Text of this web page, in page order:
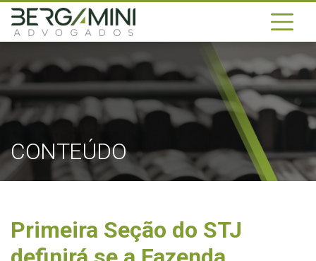
CONTEÚDO
Primeira Seção do STJ